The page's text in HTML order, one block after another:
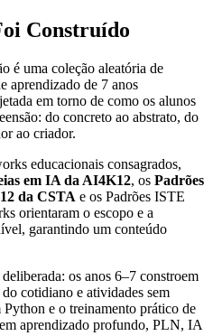
Construído
é uma coleção aleatória de
aprendizado de 7 anos
em torno de como os alunos
do concreto ao abstrato, do
ao criador.
educacionais consagrados,
em IA da AI4K12, os Padrões
da CSTA e os Padrões ISTE
orientaram o escopo e a
garantindo um conteúdo
os anos 6–7 constroem
cotidiano e atividades sem
e o treinamento prático de
aprendizado profundo, PLN, IA